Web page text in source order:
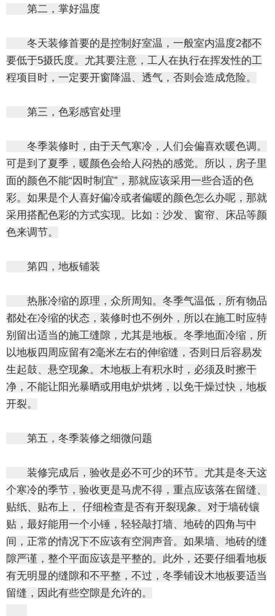
第二，掌好温度
冬天装修首要的是控制好室温，一般室内温度2都不
要低于5摄氏度。尤其要注意，工人在执行在挥发性的工
程项目时，一定要开窗降温、透气，否则会造成危险。
第三，色彩感官处理
冬季装修时，由于天气寒冷，人们会偏喜欢暖色调。
可是到了夏季，暖颜色会给人闷热的感觉。所以，房子里
面的颜色不能“因时制宜”，那就应该采用一些合适的色
彩。如果是个人喜好偏冷或者偏暖的颜色怎么办呢，那就
采用搭配色彩的方式实现。比如：沙发、窗帘、床品等颜
色来调节。
第四，地板铺装
热胀冷缩的原理，众所周知。冬季气温低，所有物品
都处在冷缩的状态，装修时也不例外，所以在施工时应特
别留出适当的施工缝隙，尤其是地板。冬季地面冷缩，所
以地板四周应留有2毫米左右的伸缩缝，否则日后容易发
生起鼓、悬空现象。木地板上有积水时，必须及时擦干
净，不能让阳光暴晒或用电炉烘烤，以免干燥过快，地板
开裂。
第五，冬季装修之细微问题
装修完成后，验收是必不可少的环节。尤其是冬天这
个寒冷的季节，验收更是马虎不得，重点应该落在留缝、
贴纸、贴布上， 仔细检查是否有开裂现象。对于墙砖镶
贴，最好能用一个小锤，轻轻敲打墙、地砖的四角与中
间，正常的情况下不应该有空洞声音。如果墙、地砖的缝
隙严谨，整个平面应该是平整的。此外，还要仔细看地板
有无明显的缝隙和不平整，不过，冬季铺设木地板要适当
留缝，因此有些空隙是允许的。